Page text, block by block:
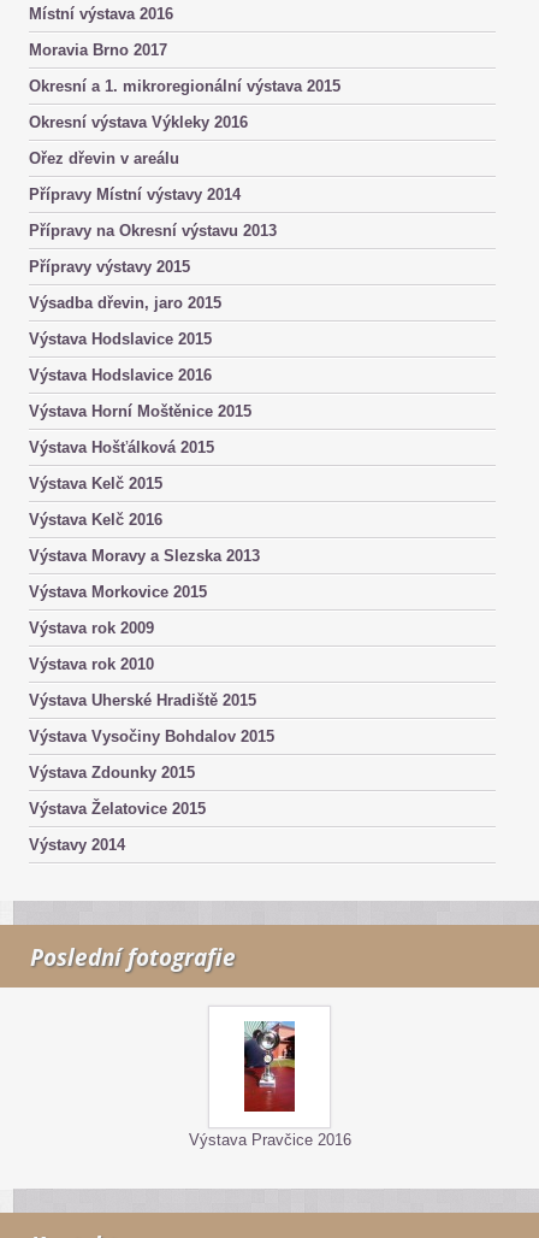
Místní výstava 2016
Moravia Brno 2017
Okresní a 1. mikroregionální výstava 2015
Okresní výstava Výkleky 2016
Ořez dřevin v areálu
Přípravy Místní výstavy 2014
Přípravy na Okresní výstavu 2013
Přípravy výstavy 2015
Výsadba dřevin, jaro 2015
Výstava Hodslavice 2015
Výstava Hodslavice 2016
Výstava Horní Moštěnice 2015
Výstava Hošťálková 2015
Výstava Kelč 2015
Výstava Kelč 2016
Výstava Moravy a Slezska 2013
Výstava Morkovice 2015
Výstava rok 2009
Výstava rok 2010
Výstava Uherské Hradiště 2015
Výstava Vysočiny Bohdalov 2015
Výstava Zdounky 2015
Výstava Želatovice 2015
Výstavy 2014
Poslední fotografie
Výstava Pravčice 2016